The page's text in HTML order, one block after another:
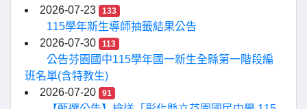
2026-07-23
133
115學年新生導師抽籤結果公告
2026-07-30
113
公告芬園國中115學年國一新生全縣第一階段編
班名單(含特教生)
2026-07-20
91